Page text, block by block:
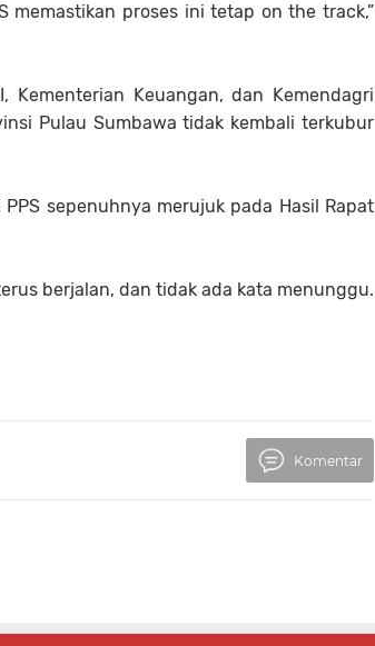
memastikan proses ini tetap on the track,”
Kementerian Keuangan, dan Kemendagri
Pulau Sumbawa tidak kembali terkubur
sepenuhnya merujuk pada Hasil Rapat
berjalan, dan tidak ada kata menunggu.
Komentar